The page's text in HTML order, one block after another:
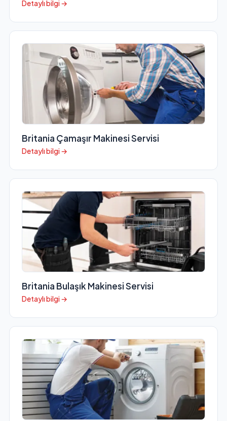
Detaylı bilgi →
Britania Çamaşır Makinesi Servisi
Detaylı bilgi →
Britania Bulaşık Makinesi Servisi
Detaylı bilgi →